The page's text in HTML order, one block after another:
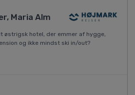
Maria Alm
østrigsk hotel, der emmer af hygge,
og ikke mindst ski in/out?